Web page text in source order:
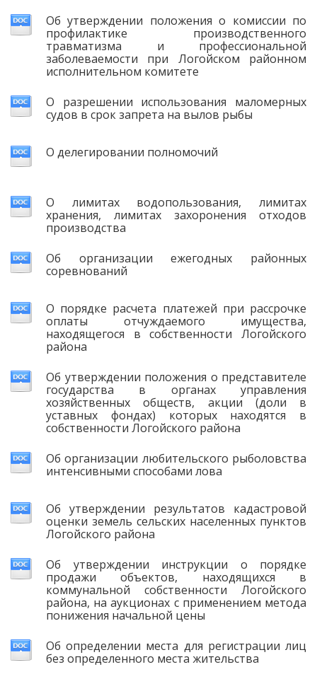
Об утверждении положения о комиссии по
профилактике производственного
травматизма и профессиональной
заболеваемости при Логойском районном
исполнительном комитете
О разрешении использования маломерных
судов в срок запрета на вылов рыбы
О делегировании полномочий
О лимитах водопользования, лимитах
хранения, лимитах захоронения отходов
производства
Об организации ежегодных районных
соревнований
О порядке расчета платежей при рассрочке
оплаты отчуждаемого имущества,
находящегося в собственности Логойского
района
Об утверждении положения о представителе
государства в органах управления
хозяйственных обществ, акции (доли в
уставных фондах) которых находятся в
собственности Логойского района
Об организации любительского рыболовства
интенсивными способами лова
Об утверждении результатов кадастровой
оценки земель сельских населенных пунктов
Логойского района
Об утверждении инструкции о порядке
продажи объектов, находящихся в
коммунальной собственности Логойского
района, на аукционах с применением метода
понижения начальной цены
Об определении места для регистрации лиц
без определенного места жительства